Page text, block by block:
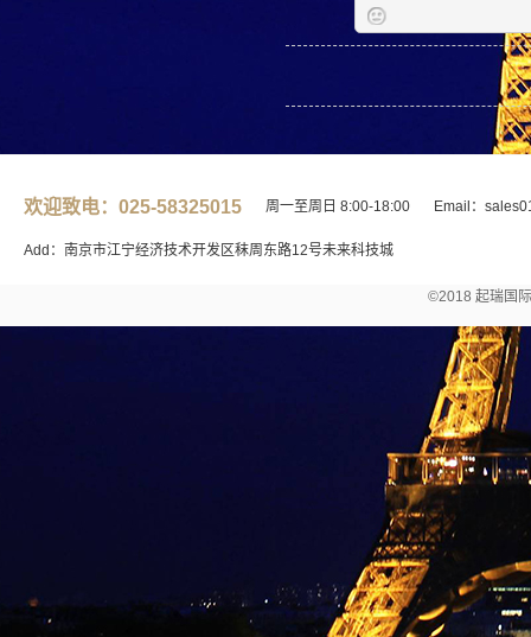
欢迎致电：025-58325015 周一至周日 8:00-18:00 Email：
Add：南京市江宁经济技术开发区秣周东路12号未来科技城
©2018 起瑞国